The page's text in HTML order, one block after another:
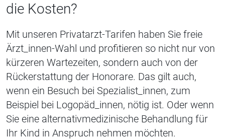
die Kosten?
Mit unseren Privatarzt-Tarifen haben Sie freie
Ärzt_innen-Wahl und profitieren so nicht nur von
kürzeren Wartezeiten, sondern auch von der
Rückerstattung der Honorare. Das gilt auch,
wenn ein Besuch bei Spezialist_innen, zum
Beispiel bei Logopäd_innen, nötig ist. Oder wenn
Sie eine alternativmedizinische Behandlung für
Ihr Kind in Anspruch nehmen möchten.